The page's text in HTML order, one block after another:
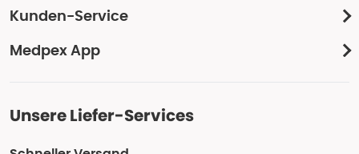
Kunden-Service
Medpex App
Unsere Liefer-Services